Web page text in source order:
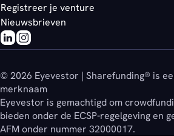
Registreer je venture
Nieuwsbrieven
© 2026 Eyevestor | Sharefunding® is
merknaam
Eyevestor is gemachtigd om
bieden onder de ECSP-regelgeving en
AFM onder nummer 32000017.